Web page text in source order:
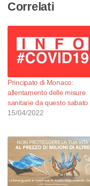
Correlati
Principato di Monaco:
allentamento delle misure
sanitarie da questo sabato
15/04/2022